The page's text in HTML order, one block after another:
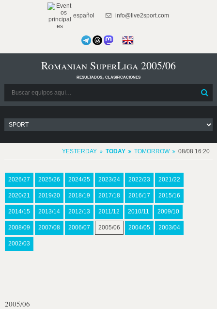
español info@live2sport.com
Romanian SuperLiga 2005/06
resultados, clasificaciones
YESTERDAY TODAY TOMORROW 08/08 16:20
2026/27 2025/26 2024/25 2023/24 2022/23 2021/22
2020/21 2019/20 2018/19 2017/18 2016/17 2015/16
2014/15 2013/14 2012/13 2011/12 2010/11 2009/10
2008/09 2007/08 2006/07 2005/06 2004/05 2003/04
2002/03
2005/06